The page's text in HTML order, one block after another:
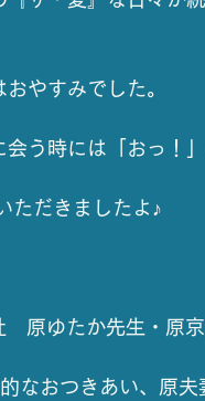
やすみでした。
う時には「おっ！
ただきましたよ♪
原ゆたか先生・原
なおつきあい、原夫